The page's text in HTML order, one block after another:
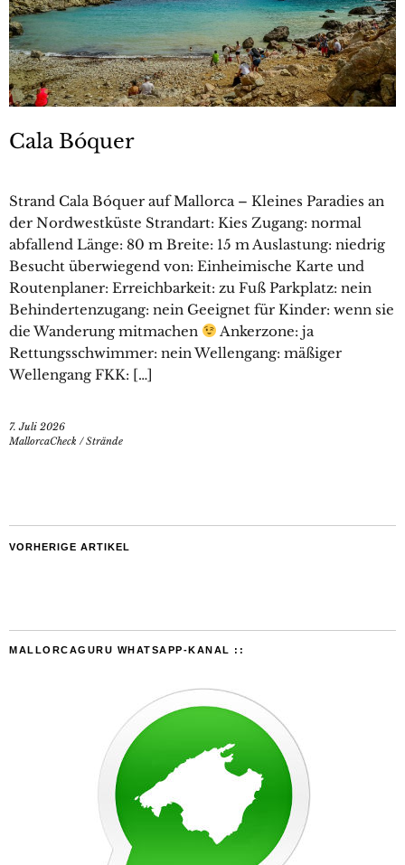
Cala Bóquer
Strand Cala Bóquer auf Mallorca – Kleines Paradies an
der Nordwestküste Strandart: Kies Zugang: normal
abfallend Länge: 80 m Breite: 15 m Auslastung: niedrig
Besucht überwiegend von: Einheimische Karte und
Routenplaner: Erreichbarkeit: zu Fuß Parkplatz: nein
Behindertenzugang: nein Geeignet für Kinder: wenn sie
die Wanderung mitmachen
Ankerzone: ja
Rettungsschwimmer: nein Wellengang: mäßiger
Wellengang FKK: […]
7. Juli 2026
MallorcaCheck /Strände
VORHERIGE ARTIKEL
MALLORCAGURU WHATSAPP-KANAL ::